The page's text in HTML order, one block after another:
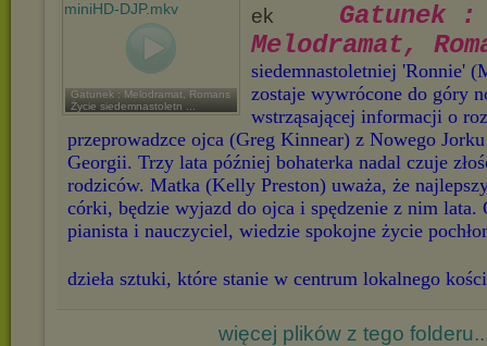
Gatunek : Melodramat, Romans
Życie siedemnastoletn ...
Gatunek :
Melodramat,
siedemnastoletniej 'Ronnie'
zostaje wywrócone do góry
wstrząsającej informacji o
przeprowadzce ojca (Greg Kinnear) z Nowego
Georgii. Trzy lata później bohaterka nadal czuje
rodziców. Matka (Kelly Preston) uważa, że
córki, będzie wyjazd do ojca i spędzenie z nim lata.
pianista i nauczyciel, wiedzie spokojne życie
dzieła sztuki, które stanie w centrum lokalnego
więcej plików z tego